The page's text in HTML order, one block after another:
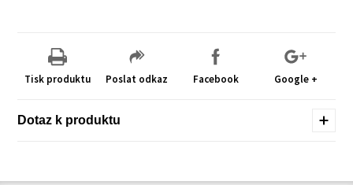
Tisk produktu Poslat odkaz Facebook Google +
Dotaz k produktu